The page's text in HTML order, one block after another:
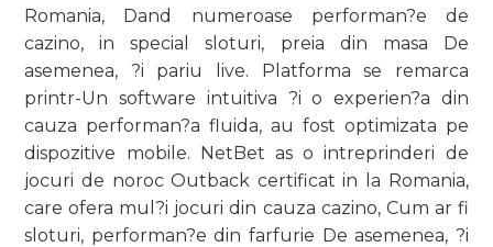
Romania, Dand numeroase performan?e de
cazino, in special sloturi, preia din masa De
asemenea, ?i pariu live. Platforma se remarca
printr-Un software intuitiva ?i o experien?a din
cauza performan?a fluida, au fost optimizata pe
dispozitive mobile. NetBet as o intreprinderi de
jocuri de noroc Outback certificat in la Romania,
care ofera mul?i jocuri din cauza cazino, Cum ar fi
sloturi, performan?e din farfurie De asemenea, ?i